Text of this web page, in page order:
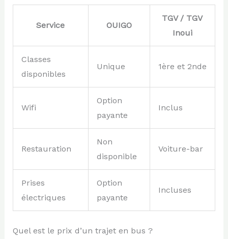
Service OUIGO
TGV / TGV
Inoui
Classes
disponibles
Unique 1ère et 2nde
Wifi
Option
payante
Inclus
Restauration
Non
disponible
Voiture-bar
Prises
électriques
Option
payante
Incluses
Quel est le prix d’un trajet en bus ?